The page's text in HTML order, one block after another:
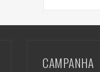
CAMPANHA